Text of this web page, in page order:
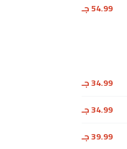
54.99 جـ
34.99 جـ
34.99 جـ
39.99 جـ